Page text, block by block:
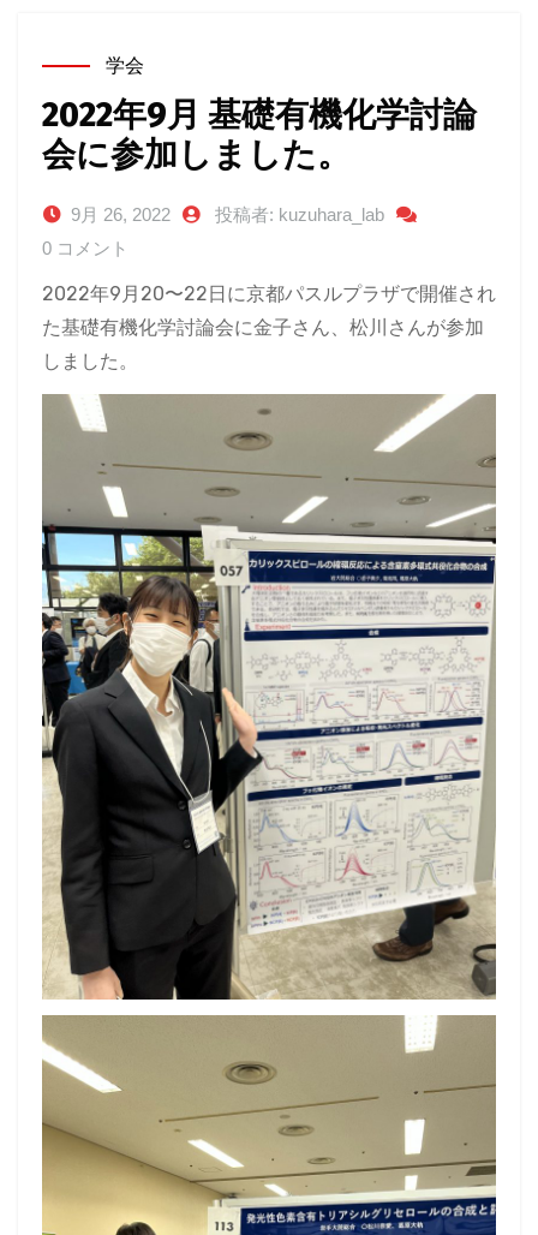
学会
2022年9月 基礎有機化学討論
会に参加しました。
9月 26, 2022
投稿者: kuzuhara_lab
0 コメント
2022年9月20〜22日に京都パスルプラザで開催され
た基礎有機化学討論会に金子さん、松川さんが参加
しました。